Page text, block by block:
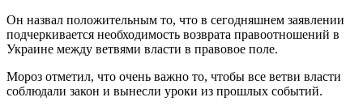
Он назвал положительным то, что в сегодняшнем заявлении
подчеркивается необходимость возврата правоотношений в
Украине между ветвями власти в правовое поле.
Мороз отметил, что очень важно то, чтобы все ветви власти
соблюдали закон и вынесли уроки из прошлых событий.